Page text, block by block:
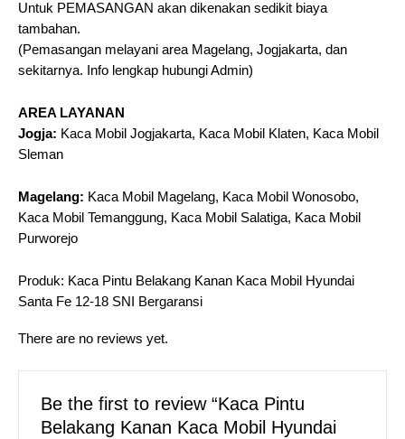
Untuk PEMASANGAN akan dikenakan sedikit biaya
tambahan.
(Pemasangan melayani area Magelang, Jogjakarta, dan
sekitarnya. Info lengkap hubungi Admin)
AREA LAYANAN
Jogja: Kaca Mobil Jogjakarta, Kaca Mobil Klaten, Kaca Mobil
Sleman
Magelang: Kaca Mobil Magelang, Kaca Mobil Wonosobo,
Kaca Mobil Temanggung, Kaca Mobil Salatiga, Kaca Mobil
Purworejo
Produk: Kaca Pintu Belakang Kanan Kaca Mobil Hyundai
Santa Fe 12-18 SNI Bergaransi
There are no reviews yet.
Be the first to review “Kaca Pintu
Belakang Kanan Kaca Mobil Hyundai